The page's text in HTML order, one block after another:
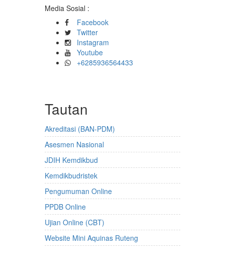
Media Sosial :
Facebook
Twitter
Instagram
Youtube
+6285936564433
Tautan
Akreditasi (BAN-PDM)
Asesmen Nasional
JDIH Kemdikbud
Kemdikbudristek
Pengumuman Online
PPDB Online
Ujian Online (CBT)
Website Mini Aquinas Ruteng